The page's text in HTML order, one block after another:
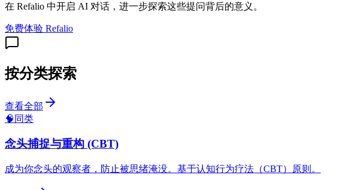
在 Refalio 中开启 AI 对话，进一步探索这些提问背后的意义。
免费体验 Refalio
按分类探索
查看全部
🧠 同类
念头捕捉与重构 (CBT)
成为你念头的观察者，防止被思绪淹没。基于认知行为疗法（CBT）原则。